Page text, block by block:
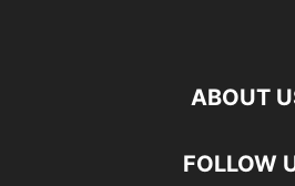
ABOUT
FOLLOW